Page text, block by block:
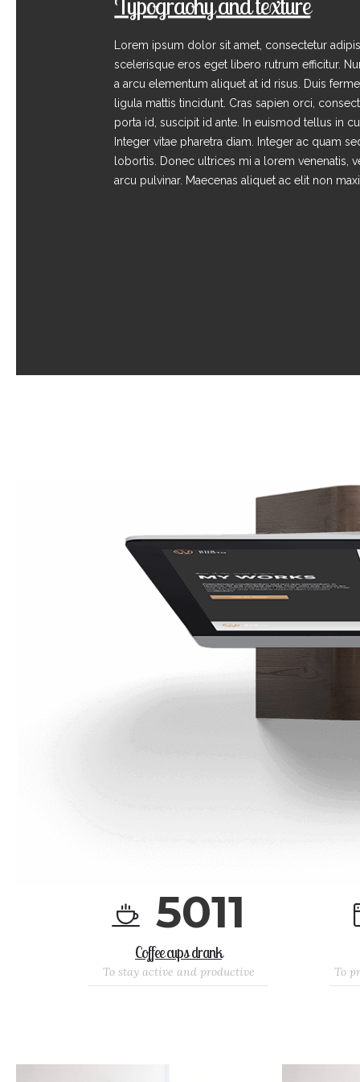
Lorem ipsum dolor sit amet, consectetur
scelerisque eros eget libero rutrum efficitur.
a arcu elementum aliquet at id risus. Duis
ligula mattis tincidunt. Cras sapien orci,
porta id, suscipit id ante. In euismod tellus in
Integer vitae pharetra diam. Integer ac quam
lobortis. Donec ultrices mi a lorem venenatis,
arcu pulvinar. Maecenas aliquet ac elit non
5011
Coffee cups drank
To stay active and productive To